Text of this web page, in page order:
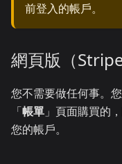
前登入的帳戶。
網頁版（Stripe
您不需要做任何事。
「帳單 」頁面購買的
您的帳戶。